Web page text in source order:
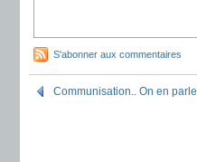
S'abonner aux commentaires
Communisation.. On en